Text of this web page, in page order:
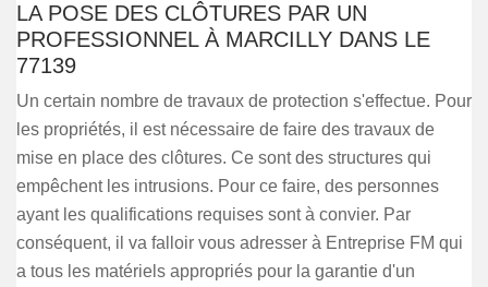
LA POSE DES CLÔTURES PAR UN
PROFESSIONNEL À MARCILLY DANS LE
77139
Un certain nombre de travaux de protection s'effectue. Pour
les propriétés, il est nécessaire de faire des travaux de
mise en place des clôtures. Ce sont des structures qui
empêchent les intrusions. Pour ce faire, des personnes
ayant les qualifications requises sont à convier. Par
conséquent, il va falloir vous adresser à Entreprise FM qui
a tous les matériels appropriés pour la garantie d'un